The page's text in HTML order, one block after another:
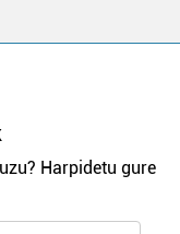
Harpidetu gure